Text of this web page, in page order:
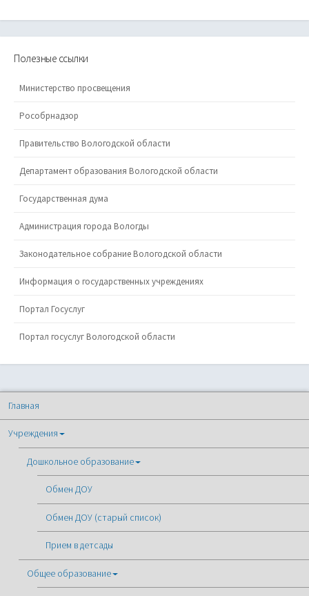
Полезные ссылки
Министерство просвещения
Рособрнадзор
Правительство Вологодской области
Департамент образования Вологодской области
Государственная дума
Администрация города Вологды
Законодательное собрание Вологодской области
Информация о государственных учреждениях
Портал Госуслуг
Портал госуслуг Вологодской области
Главная
Учреждения
Дошкольное образование
Обмен ДОУ
Обмен ДОУ (старый список)
Прием в детсады
Общее образование